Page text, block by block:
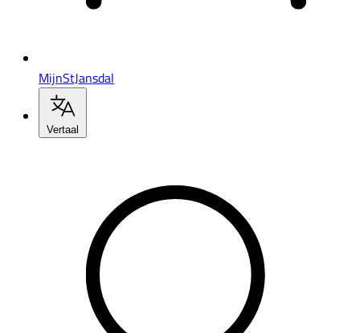
MijnStJansdal
Vertaal